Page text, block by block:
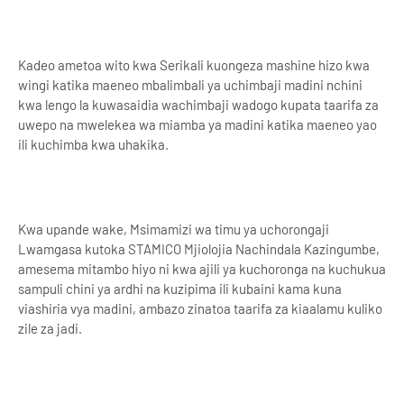
Kadeo ametoa wito kwa Serikali kuongeza mashine hizo kwa
wingi katika maeneo mbalimbali ya uchimbaji madini nchini
kwa lengo la kuwasaidia wachimbaji wadogo kupata taarifa za
uwepo na mwelekea wa miamba ya madini katika maeneo yao
ili kuchimba kwa uhakika.
Kwa upande wake, Msimamizi wa timu ya uchorongaji
Lwamgasa kutoka STAMICO Mjiolojia Nachindala Kazingumbe,
amesema mitambo hiyo ni kwa ajili ya kuchoronga na kuchukua
sampuli chini ya ardhi na kuzipima ili kubaini kama kuna
viashiria vya madini, ambazo zinatoa taarifa za kiaalamu kuliko
zile za jadi.